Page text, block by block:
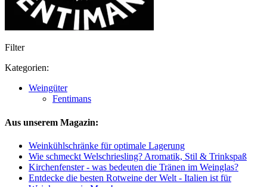
Filter
Kategorien:
Weingüter
Fentimans
Aus unserem Magazin:
Weinkühlschränke für optimale Lagerung
Wie schmeckt Welschriesling? Aromatik, Stil & Trinkspaß
Kirchenfenster - was bedeuten die Tränen im Weinglas?
Entdecke die besten Rotweine der Welt - Italien ist für